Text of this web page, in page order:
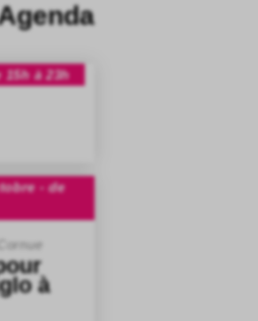
15h à 23h
- de
à